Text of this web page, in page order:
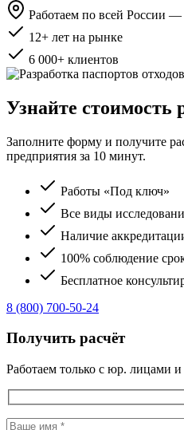
Работаем по всей России —
12+ лет на рынке
6 000+ клиентов
Узнайте стоимость
Заполните форму и получите
предприятия за 10 минут.
Работы «Под ключ»
Все виды
Наличие
100% соблюдение
Бесплатное
8 (800) 700-50-24
Получить расчёт
Работаем только с юр. лицами